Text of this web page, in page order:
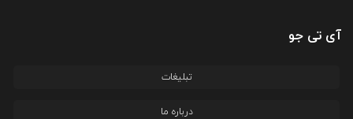
آی تی جو
تبلیغات
درباره ما